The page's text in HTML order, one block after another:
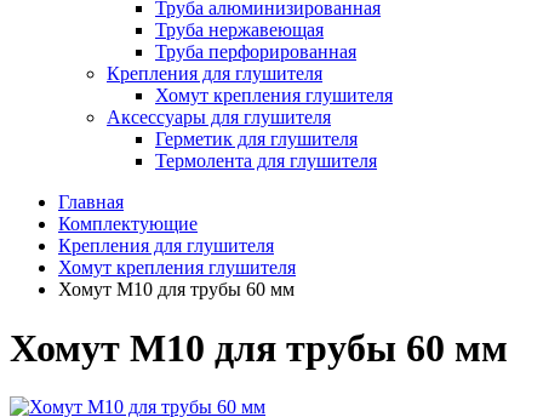
Труба алюминизированная
Труба нержавеющая
Труба перфорированная
Крепления для глушителя
Хомут крепления глушителя
Аксессуары для глушителя
Герметик для глушителя
Термолента для глушителя
Главная
Комплектующие
Крепления для глушителя
Хомут крепления глушителя
Хомут М10 для трубы 60 мм
Хомут М10 для трубы 60 мм